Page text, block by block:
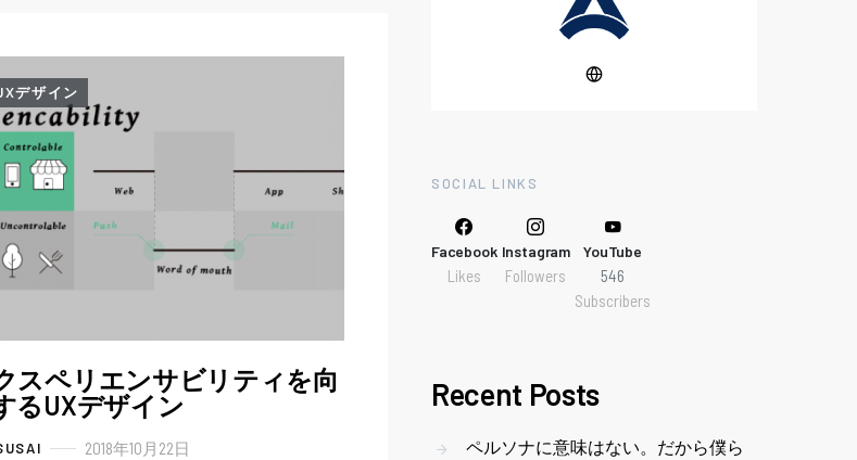
デザイン
スペリエンサビリティを向
るUXデザイン
2018年10月22日
SOCIAL LINKS
Facebook
Likes
Instagram
Followers
YouTube
546
Subscribers
Recent Posts
ペルソナに意味はない。だから僕ら